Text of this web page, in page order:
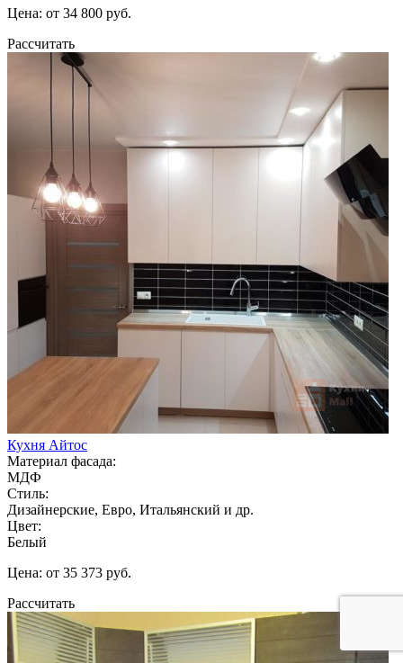
Цена: от 34 800 руб.
Рассчитать
Кухня Айтос
Материал фасада:
МДФ
Стиль:
Дизайнерские, Евро, Итальянский и др.
Цвет:
Белый
Цена: от 35 373 руб.
Рассчитать